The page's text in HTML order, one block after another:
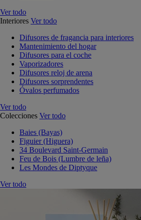
Ver todo
Interiores Ver todo
Difusores de fragancia para interiores
Mantenimiento del hogar
Difusores para el coche
Vaporizadores
Difusores reloj de arena
Difusores sorprendentes
Óvalos perfumados
Ver todo
Colecciones Ver todo
Baies (Bayas)
Figuier (Higuera)
34 Boulevard Saint-Germain
Feu de Bois (Lumbre de leña)
Les Mondes de Diptyque
Ver todo